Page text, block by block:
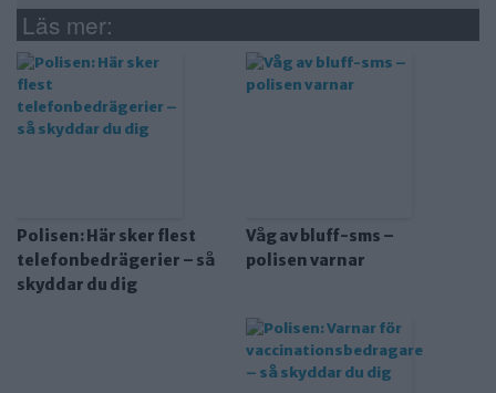
Läs mer:
Polisen: Här sker flest
telefonbedrägerier – så
skyddar du dig
Våg av bluff-sms –
polisen varnar